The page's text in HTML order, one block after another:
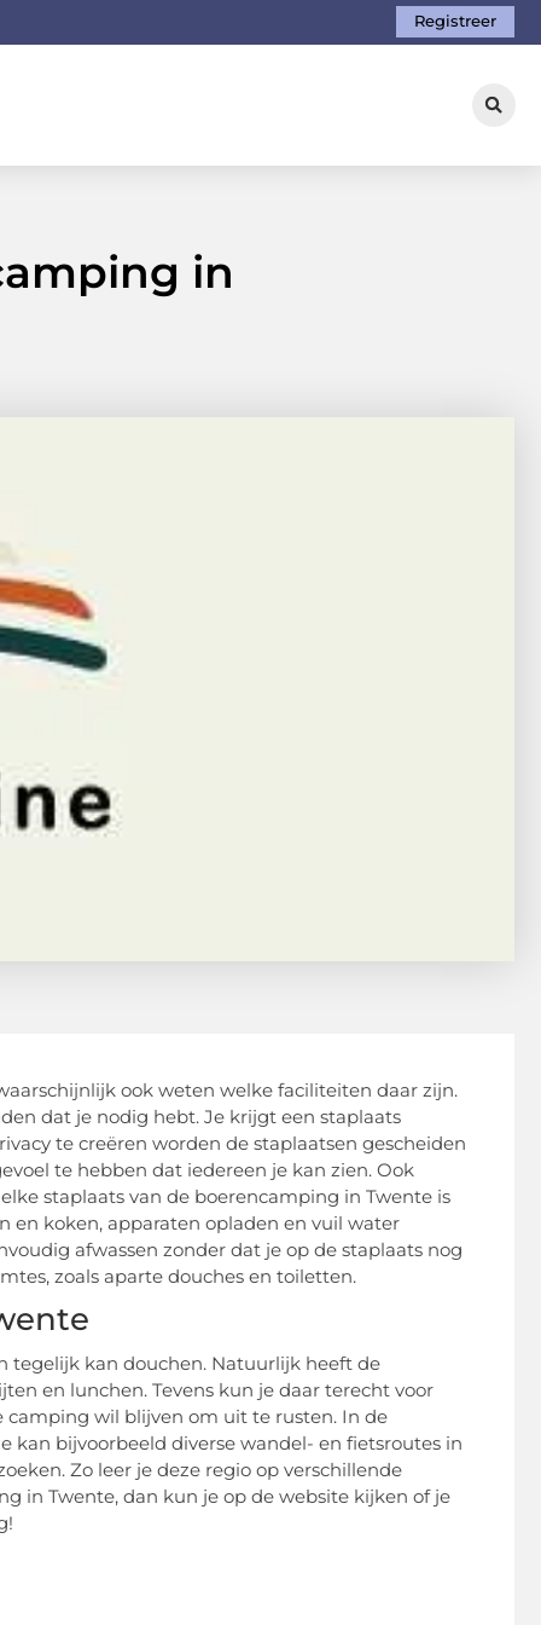
Registreer
in
ook weten welke faciliteiten daar zijn.
dat je nodig hebt. Je krijgt een staplaats
te creëren worden de staplaatsen gescheiden
te hebben dat iedereen je kan zien. Ook
staplaats van de boerencamping in Twente is
en koken, apparaten opladen en vuil water
afwassen zonder dat je op de staplaats nog
zoals aparte douches en toiletten.
tegelijk kan douchen. Natuurlijk heeft de
en lunchen. Tevens kun je daar terecht voor
camping wil blijven om uit te rusten. In de
kan bijvoorbeeld diverse wandel- en fietsroutes in
Zo leer je deze regio op verschillende
in Twente, dan kun je op de website kijken of je